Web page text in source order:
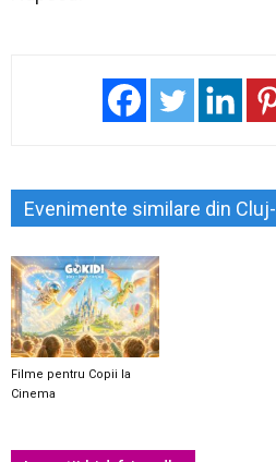
Evenimente similare din
Filme pentru Copii la
Cinema